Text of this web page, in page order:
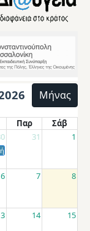
Μήνας
Παρ
Σάβ
31 1
αποσπασμένων
6 7 8
14 15